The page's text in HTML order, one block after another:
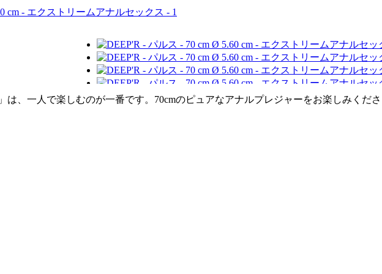
」は、一人で楽しむのが一番です。70cmのピュアなアナルプレジャーをお楽しみくだ